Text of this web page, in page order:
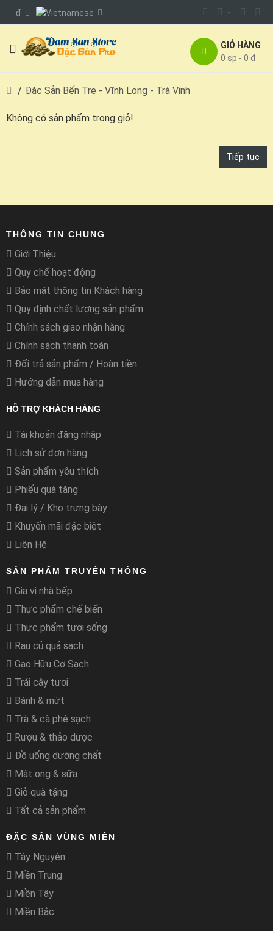
đ
GIỎ HÀNG
0 sp - 0 đ
Đặc Sản Bến Tre - Vĩnh Long - Trà Vinh
Không có sản phẩm trong giỏ!
Tiếp tục
THÔNG TIN CHUNG
Giới Thiệu
Quy chế hoạt động
Bảo mật thông tin Khách hàng
Quy định chất lượng sản phẩm
Chính sách giao nhận hàng
Chính sách thanh toán
Đổi trả sản phẩm / Hoàn tiền
Hướng dẫn mua hàng
HỖ TRỢ KHÁCH HÀNG
Tài khoản đăng nhập
Lịch sử đơn hàng
Sản phẩm yêu thích
Phiếu quà tặng
Đại lý / Kho trưng bày
Khuyến mãi đặc biệt
Liên Hệ
SẢN PHẨM TRUYỀN THỐNG
Gia vị nhà bếp
Thực phẩm chế biến
Thực phẩm tươi sống
Rau củ quả sạch
Gạo Hữu Cơ Sạch
Trái cây tươi
Bánh & mứt
Trà & cà phê sạch
Rượu & thảo dược
Đồ uống dưỡng chất
Mật ong & sữa
Giỏ quà tặng
Tất cả sản phẩm
ĐẶC SẢN VÙNG MIỀN
Tây Nguyên
Miền Trung
Miền Tây
Miền Bắc